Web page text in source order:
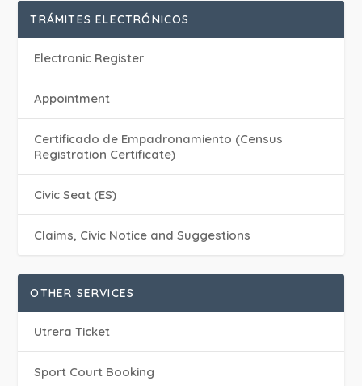
TRÁMITES ELECTRÓNICOS
Electronic Register
Appointment
Certificado de Empadronamiento (Census
Registration Certificate)
Civic Seat (ES)
Claims, Civic Notice and Suggestions
OTHER SERVICES
Utrera Ticket
Sport Court Booking